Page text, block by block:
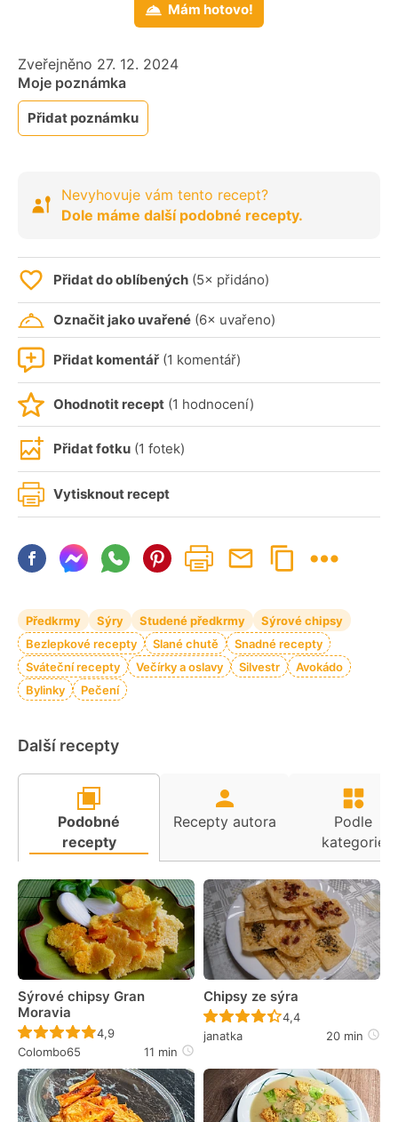
Mám hotovo!
Zveřejněno 27. 12. 2024
Moje poznámka
Přidat poznámku
Nevyhovuje vám tento recept?
Dole máme další podobné recepty.
Přidat do oblíbených (5× přidáno)
Označit jako uvařené (6× uvařeno)
Přidat komentář (1 komentář)
Ohodnotit recept (1 hodnocení)
Přidat fotku (1 fotek)
Vytisknout recept
Předkrmy Sýry Studené předkrmy
Sýrové chipsy
Bezlepkové recepty
Slané chutě
Snadné recepty
Sváteční recepty
Večírky a oslavy Silvestr
Avokádo
Bylinky
Pečení
Další recepty
Podobné
recepty
Recepty autora
Podle
kategorie
Sýrové chipsy Gran
Moravia
Recept ještě nebyl hodnocen
4,9
Colombo65
11 min
Chipsy ze sýra
Recept ještě nebyl
4,4
janatka
20 min